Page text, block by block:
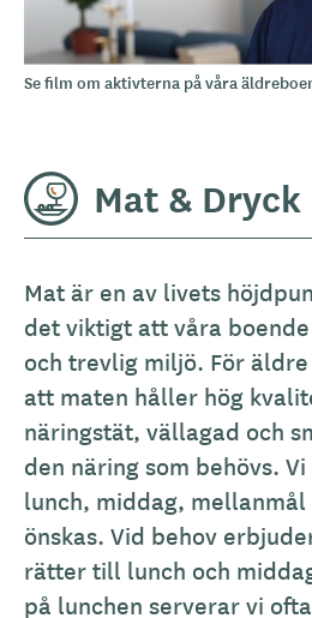
Se film om aktivterna på våra
Mat & Dryck
A
l
l
m
ä
n
b
e
s
k
Mat är en av livets
det viktigt att våra
och trevlig miljö. För
att maten håller hög
näringstät, vällagad och
den näring som behövs.
lunch, middag,
önskas. Vid behov
rätter till lunch och
på lunchen serverar vi